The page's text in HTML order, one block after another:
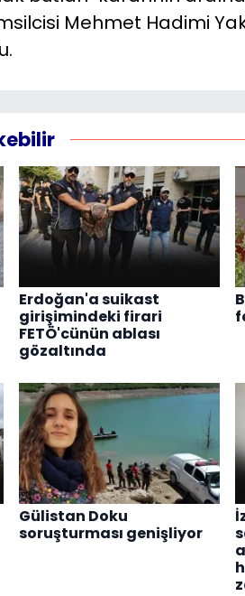
Mehmet Hadimi
Erdoğan'a suikast
girişimindeki firari
FETÖ'cünün ablası
gözaltında
Gülistan Doku
soruşturması genişliyor